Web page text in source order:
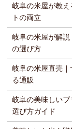
岐阜の米屋が教
トの両立
岐阜の米屋が解
の選び方
岐阜の米屋直売
る通販
岐阜の美味しい
選び方ガイド